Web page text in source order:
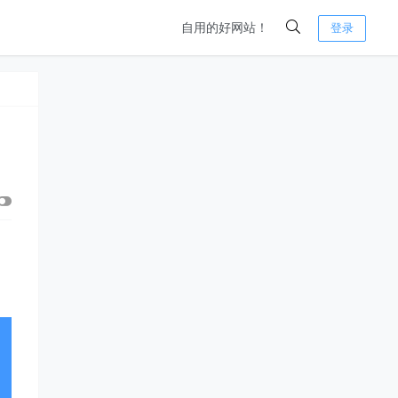
自用的好网站！ 登录